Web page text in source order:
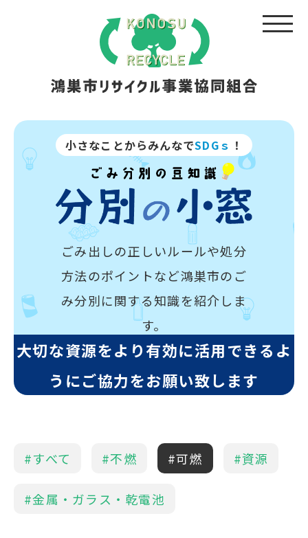
小さなことからみんなでSDGｓ ！
ごみ出しの正しいルールや処分
方法のポイントなど鴻巣市のご
み分別に関する知識を紹介しま
す。
大切な資源をより有効に活用できるよ
うにご協力をお願い致します
#すべて #不燃 #可燃 #資源
#金属・ガラス・乾電池